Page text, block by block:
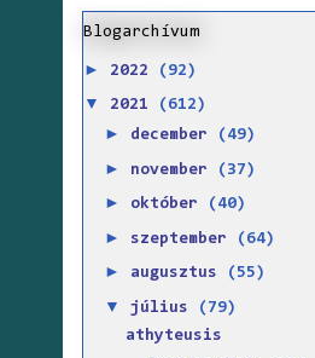
Blogarchívum
► 2022 (92)
▼ 2021 (612)
► december (49)
► november (37)
► október (40)
► szeptember (64)
► augusztus (55)
▼ július
(79)
athyteusis